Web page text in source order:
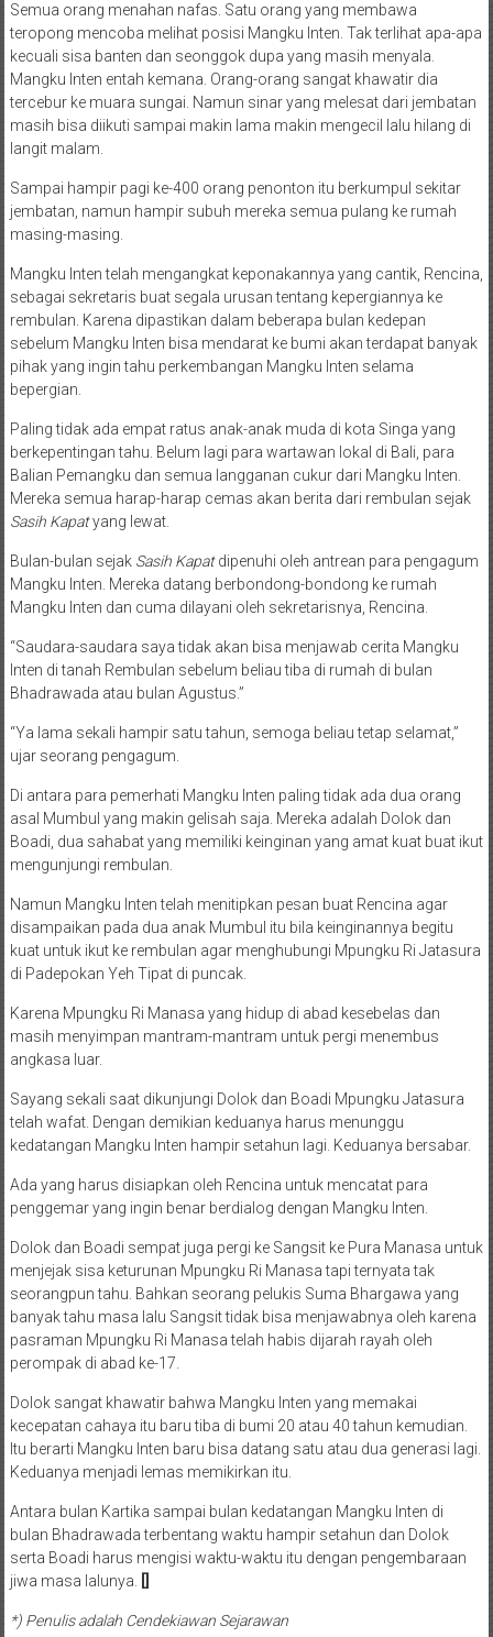
Semua orang menahan nafas. Satu orang yang membawa
teropong mencoba melihat posisi Mangku Inten. Tak terlihat apa-apa
kecuali sisa banten dan seonggok dupa yang masih menyala.
Mangku Inten entah kemana. Orang-orang sangat khawatir dia
tercebur ke muara sungai. Namun sinar yang melesat dari jembatan
masih bisa diikuti sampai makin lama makin mengecil lalu hilang di
langit malam.
Sampai hampir pagi ke-400 orang penonton itu berkumpul sekitar
jembatan, namun hampir subuh mereka semua pulang ke rumah
masing-masing.
Mangku Inten telah mengangkat keponakannya yang cantik, Rencina,
sebagai sekretaris buat segala urusan tentang kepergiannya ke
rembulan. Karena dipastikan dalam beberapa bulan kedepan
sebelum Mangku Inten bisa mendarat ke bumi akan terdapat banyak
pihak yang ingin tahu perkembangan Mangku Inten selama
bepergian.
Paling tidak ada empat ratus anak-anak muda di kota Singa yang
berkepentingan tahu. Belum lagi para wartawan lokal di Bali, para
Balian Pemangku dan semua langganan cukur dari Mangku Inten.
Mereka semua harap-harap cemas akan berita dari rembulan sejak
Sasih Kapatyang lewat.
Bulan-bulan sejak Sasih Kapatdipenuhi oleh antrean para pengagum
Mangku Inten. Mereka datang berbondong-bondong ke rumah
Mangku Inten dan cuma dilayani oleh sekretarisnya, Rencina.
“Saudara-saudara saya tidak akan bisa menjawab cerita Mangku
Inten di tanah Rembulan sebelum beliau tiba di rumah di bulan
Bhadrawada atau bulan Agustus.”
“Ya lama sekali hampir satu tahun, semoga beliau tetap selamat,”
ujar seorang pengagum.
Di antara para pemerhati Mangku Inten paling tidak ada dua orang
asal Mumbul yang makin gelisah saja. Mereka adalah Dolok dan
Boadi, dua sahabat yang memiliki keinginan yang amat kuat buat ikut
mengunjungi rembulan.
Namun Mangku Inten telah menitipkan pesan buat Rencina agar
disampaikan pada dua anak Mumbul itu bila keinginannya begitu
kuat untuk ikut ke rembulan agar menghubungi Mpungku Ri Jatasura
di Padepokan Yeh Tipat di puncak.
Karena Mpungku Ri Manasa yang hidup di abad kesebelas dan
masih menyimpan mantram-mantram untuk pergi menembus
angkasa luar.
Sayang sekali saat dikunjungi Dolok dan Boadi Mpungku Jatasura
telah wafat. Dengan demikian keduanya harus menunggu
kedatangan Mangku Inten hampir setahun lagi. Keduanya bersabar.
Ada yang harus disiapkan oleh Rencina untuk mencatat para
penggemar yang ingin benar berdialog dengan Mangku Inten.
Dolok dan Boadi sempat juga pergi ke Sangsit ke Pura Manasa untuk
menjejak sisa keturunan Mpungku Ri Manasa tapi ternyata tak
seorangpun tahu. Bahkan seorang pelukis Suma Bhargawa yang
banyak tahu masa lalu Sangsit tidak bisa menjawabnya oleh karena
pasraman Mpungku Ri Manasa telah habis dijarah rayah oleh
perompak di abad ke-17.
Dolok sangat khawatir bahwa Mangku Inten yang memakai
kecepatan cahaya itu baru tiba di bumi 20 atau 40 tahun kemudian.
Itu berarti Mangku Inten baru bisa datang satu atau dua generasi lagi.
Keduanya menjadi lemas memikirkan itu.
Antara bulan Kartika sampai bulan kedatangan Mangku Inten di
bulan Bhadrawada terbentang waktu hampir setahun dan Dolok
serta Boadi harus mengisi waktu-waktu itu dengan pengembaraan
jiwa masa lalunya.
[]
*) Penulis adalah Cendekiawan Sejarawan